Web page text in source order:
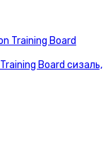
Board сизаль,